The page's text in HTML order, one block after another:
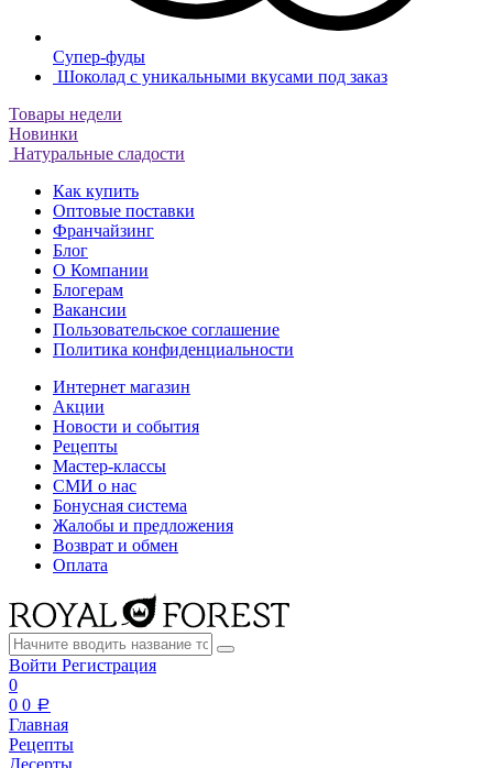
Супер-фуды
Шоколад с уникальными вкусами под заказ
Товары недели
Новинки
Натуральные сладости
Как купить
Оптовые поставки
Франчайзинг
Блог
О Компании
Блогерам
Вакансии
Пользовательское соглашение
Политика конфиденциальности
Интернет магазин
Акции
Новости и события
Рецепты
Мастер-классы
СМИ о нас
Бонусная система
Жалобы и предложения
Возврат и обмен
Оплата
Войти Регистрация
0
0 0 a
Главная
Рецепты
Десерты